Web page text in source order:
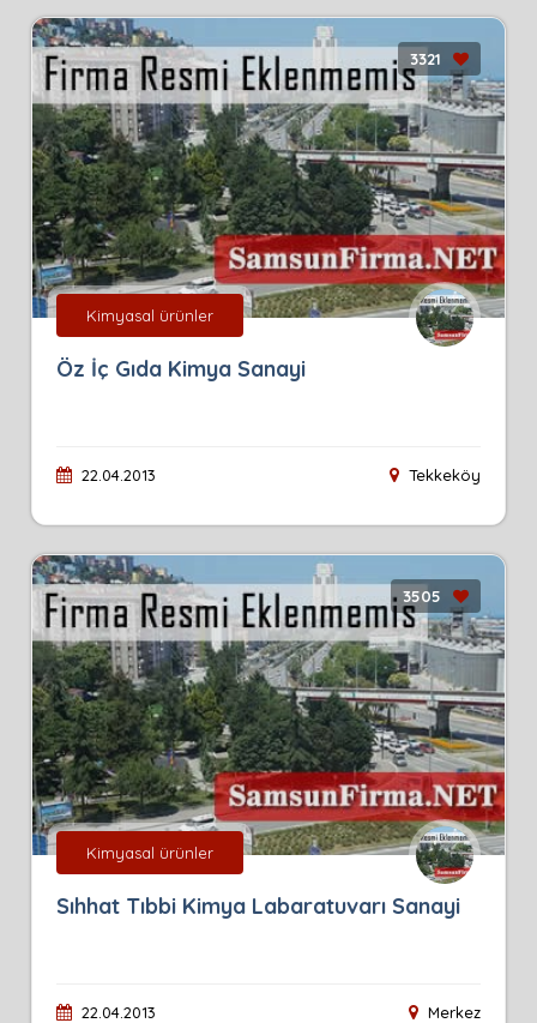
3321
Kimyasal ürünler
Öz İç Gıda Kimya Sanayi
22.04.2013 Tekkeköy
3505
Kimyasal ürünler
Sıhhat Tıbbi Kimya Labaratuvarı Sanayi
22.04.2013 Merkez